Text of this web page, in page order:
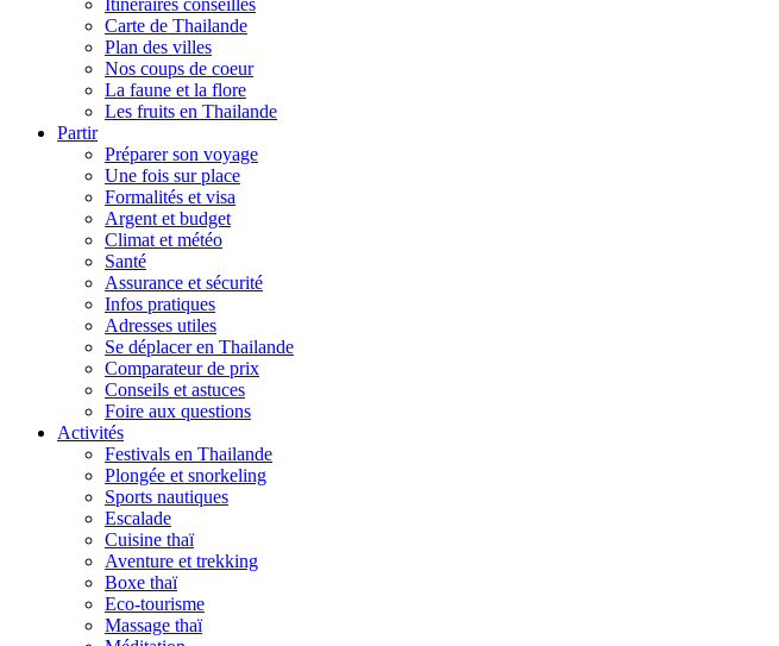
Carte de Thailande
Plan des villes
Nos coups de coeur
La faune et la flore
Les fruits en Thailande
Partir
Préparer son voyage
Une fois sur place
Formalités et visa
Argent et budget
Climat et météo
Santé
Assurance et sécurité
Infos pratiques
Adresses utiles
Se déplacer en Thailande
Comparateur de prix
Conseils et astuces
Foire aux questions
Activités
Festivals en Thailande
Plongée et snorkeling
Sports nautiques
Escalade
Cuisine thaï
Aventure et trekking
Boxe thaï
Eco-tourisme
Massage thaï